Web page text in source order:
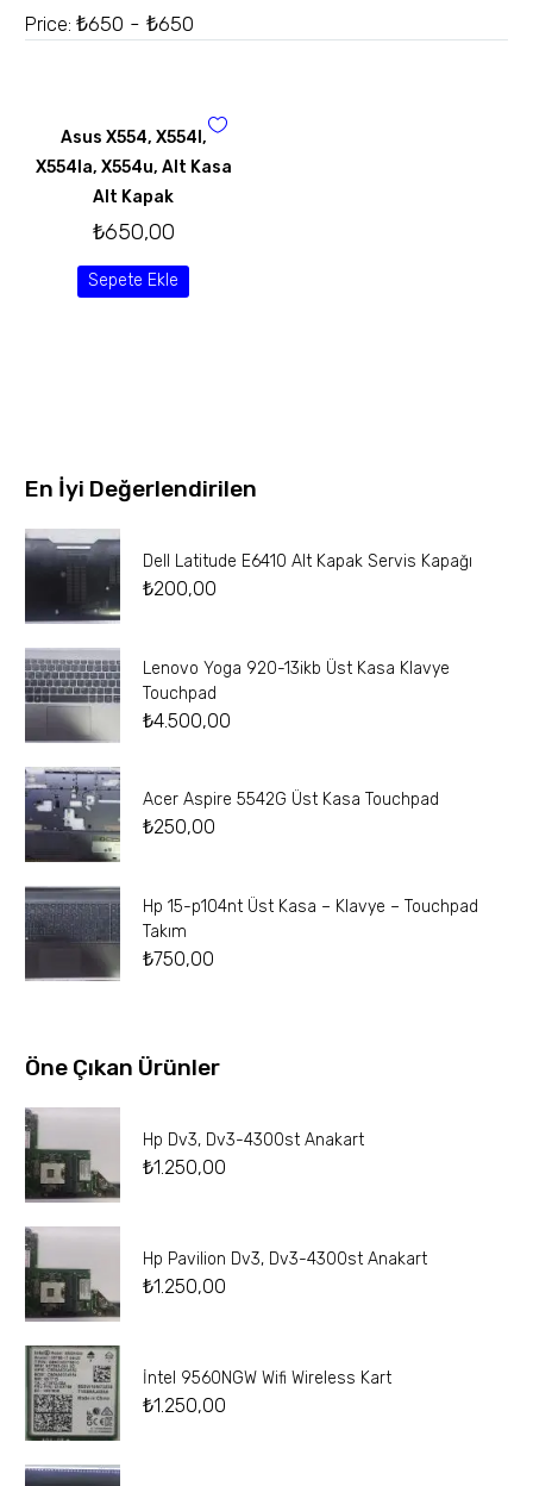
Price: ₺650 - ₺650
Asus X554, X554l,
X554la, X554u, Alt Kasa
Alt Kapak
₺650,00
Sepete Ekle
En İyi Değerlendirilen
Dell Latitude E6410 Alt Kapak Servis Kapağı
₺200,00
Lenovo Yoga 920-13ikb Üst Kasa Klavye
Touchpad
₺4.500,00
Acer Aspire 5542G Üst Kasa Touchpad
₺250,00
Hp 15-p104nt Üst Kasa – Klavye – Touchpad
Takım
₺750,00
Öne Çıkan Ürünler
Hp Dv3, Dv3-4300st Anakart
₺1.250,00
Hp Pavilion Dv3, Dv3-4300st Anakart
₺1.250,00
İntel 9560NGW Wifi Wireless Kart
₺1.250,00